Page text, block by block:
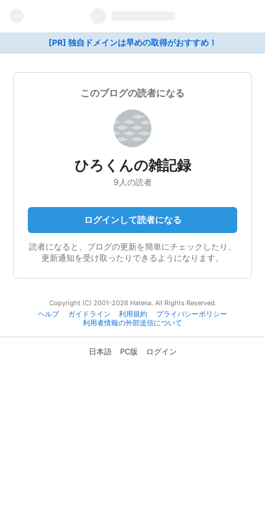
[PR] 独自ドメインは早めの取得がおすすめ！
このブログの読者になる
ひろくんの雑記録
9人の読者
ログインして読者になる
読者になると、ブログの更新を簡単にチェックしたり、
更新通知を受け取ったりできるようになります。
Copyright (C) 2001-2026 Hatena. All Rights Reserved.
ヘルプ
ガイドライン 利用規約
プライバシーポリシー
利用者情報の外部送信について
日本語 PC版 ログイン